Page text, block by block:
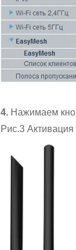
4. Нажимаем
Рис.3